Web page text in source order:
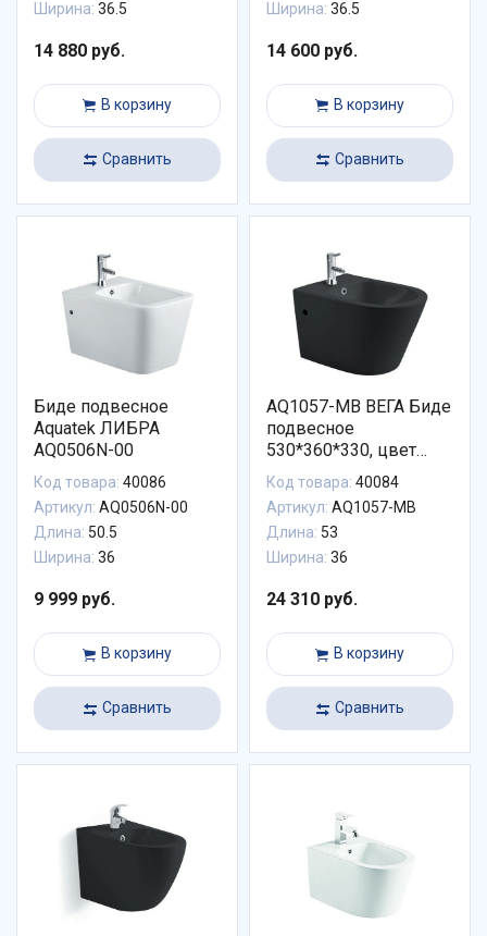
Ширина: 36.5
14 880 руб.
В корзину
Сравнить
Ширина: 36.5
14 600 руб.
В корзину
Сравнить
Биде подвесное
Aquatek ЛИБРА
AQ0506N-00
Код товара: 40086
Артикул: AQ0506N-00
Длина: 50.5
Ширина: 36
9 999 руб.
В корзину
Сравнить
AQ1057-MB ВЕГА Биде
подвесное
530*360*330, цвет
черный матовый
Код товара: 40084
Артикул: AQ1057-MB
Длина: 53
Ширина: 36
24 310 руб.
В корзину
Сравнить